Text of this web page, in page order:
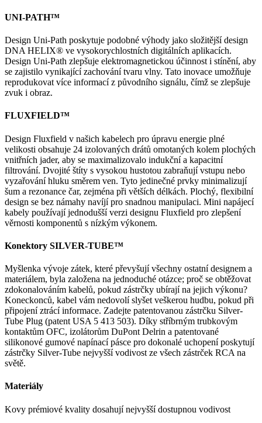
UNI-PATH™
Design Uni-Path poskytuje podobné výhody jako složitější design
DNA HELIX® ve vysokorychlostních digitálních aplikacích.
Design Uni-Path zlepšuje elektromagnetickou účinnost i stínění, aby
se zajistilo vynikající zachování tvaru vlny. Tato inovace umožňuje
reprodukovat více informací z původního signálu, čímž se zlepšuje
zvuk i obraz.
FLUXFIELD™
Design Fluxfield v našich kabelech pro úpravu energie plné
velikosti obsahuje 24 izolovaných drátů omotaných kolem plochých
vnitřních jader, aby se maximalizovalo indukční a kapacitní
filtrování. Dvojité štíty s vysokou hustotou zabraňují vstupu nebo
vyzařování hluku směrem ven. Tyto jedinečné prvky minimalizují
šum a rezonance čar, zejména při větších délkách. Plochý, flexibilní
design se bez námahy navíjí pro snadnou manipulaci. Mini napájecí
kabely používají jednodušší verzi designu Fluxfield pro zlepšení
věrnosti komponentů s nízkým výkonem.
Konektory SILVER-TUBE™
Myšlenka vývoje zátek, které převyšují všechny ostatní designem a
materiálem, byla založena na jednoduché otázce; proč se obtěžovat
zdokonalováním kabelů, pokud zástrčky ubírají na jejich výkonu?
Koneckonců, kabel vám nedovolí slyšet veškerou hudbu, pokud při
připojení ztrácí informace. Zadejte patentovanou zástrčku Silver-
Tube Plug (patent USA 5 413 503). Díky stříbrným trubkovým
kontaktům OFC, izolátorům DuPont Delrin a patentované
silikonové gumové napínací pásce pro dokonalé uchopení poskytují
zástrčky Silver-Tube nejvyšší vodivost ze všech zástrček RCA na
světě.
Materiály
Kovy prémiové kvality dosahují nejvyšší dostupnou vodivost